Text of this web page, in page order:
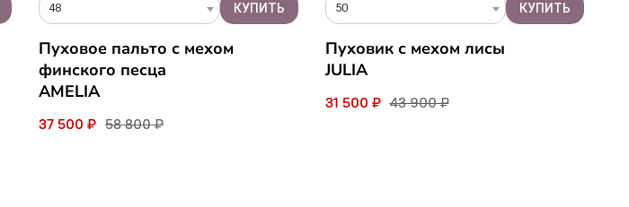
48
Пуховое пальто с мехом
финского песца
AMELIA
37 500 ₽ 58 800 ₽
50
Пуховик с мехом лисы
JULIA
31 500 ₽ 43 900 ₽